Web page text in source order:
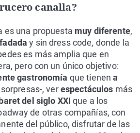
canalla?
es una propuesta muy diferente,
y sin dress code, donde la
es más amplia que en
pero con un único objetivo:
gastronomía que tienena
, verespectáculos más
del siglo XXIque a los
de otras compañías, con
del público, disfrutar de las